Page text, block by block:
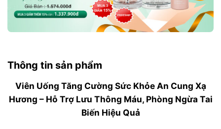
Thông tin sản phẩm
Viên Uống Tăng Cường Sức Khỏe An Cung Xạ
Hương – Hỗ Trợ Lưu Thông Máu, Phòng Ngừa Tai
Biến Hiệu Quả